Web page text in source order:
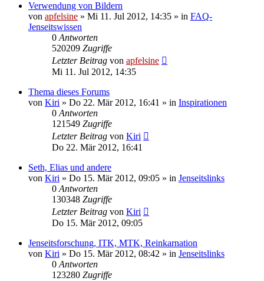
Verwendung von Bildern
von apfelsine » Mi 11. Jul 2012, 14:35 » in FAQ-
Jenseitswissen
0Antworten
520209 Zugriffe
Letzter Beitrag von apfelsine
Mi 11. Jul 2012, 14:35
Thema dieses Forums
von Kiri » Do 22. Mär 2012, 16:41 » in Inspirationen
0Antworten
121549 Zugriffe
Letzter Beitrag von Kiri
Do 22. Mär 2012, 16:41
Seth, Elias und andere
von Kiri » Do 15. Mär 2012, 09:05 » in Jenseitslinks
0Antworten
130348 Zugriffe
Letzter Beitrag von Kiri
Do 15. Mär 2012, 09:05
Jenseitsforschung, ITK, MTK, Reinkarnation
von Kiri » Do 15. Mär 2012, 08:42 » in Jenseitslinks
0Antworten
123280 Zugriffe